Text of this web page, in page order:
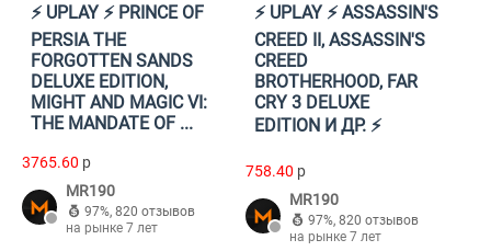
⚡️ UPLAY ⚡️ PRINCE OF
PERSIA THE
FORGOTTEN SANDS
DELUXE EDITION,
MIGHT AND MAGIC VI:
THE MANDATE OF ...
3765.60 p
MR190
97%, 820 отзывов
на рынке 7 лет
⚡️ UPLAY ⚡️ ASSASSIN'S
CREED II, ASSASSIN'S
CREED
BROTHERHOOD, FAR
CRY 3 DELUXE
EDITION И ДР. ⚡️
758.40 p
MR190
97%, 820 отзывов
на рынке 7 лет